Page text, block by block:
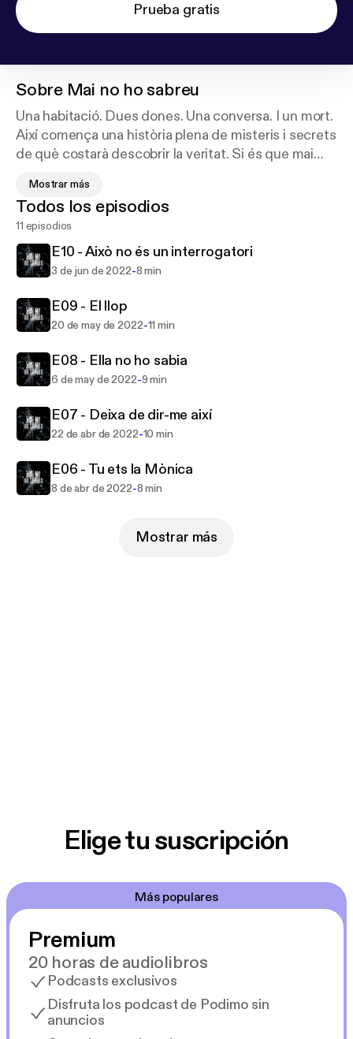
Prueba gratis
Sobre Mai no ho sabreu
Una habitació. Dues dones. Una conversa. I un mort.
Així comença una història plena de misteris i secrets
de què costarà descobrir la veritat. Si és que mai
Un podcast de ficció escrit per Emma Mussoll.
Interpretat per Eva Coll i Lola Sans. Disseny sonor a
càrrec de José David Delpueyo (Sunne). Enregistrat
Gonzalvo i el suport de l'ICEC.
Mostrar más
Todos los episodios
11 episodios
E10 - Això no és un interrogatori
3 de jun de 2022-8 min
E09 - El llop
20 de may de 2022-11 min
E08 - Ella no ho sabia
6 de may de 2022-9 min
E07 - Deixa de dir-me així
22 de abr de 2022-10 min
E06 - Tu ets la Mònica
8 de abr de 2022-8 min
Mostrar más
Elige tu suscripción
Más populares
Premium
20 horas de audiolibros
Podcasts exclusivos
Disfruta los podcast de Podimo sin
anuncios